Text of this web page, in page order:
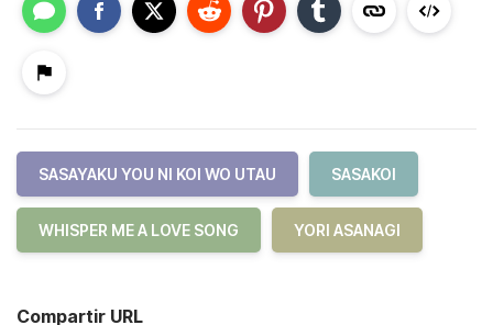
SASAYAKU YOU NI KOI WO UTAU SASAKOI
WHISPER ME A LOVE SONG YORI ASANAGI
Compartir URL